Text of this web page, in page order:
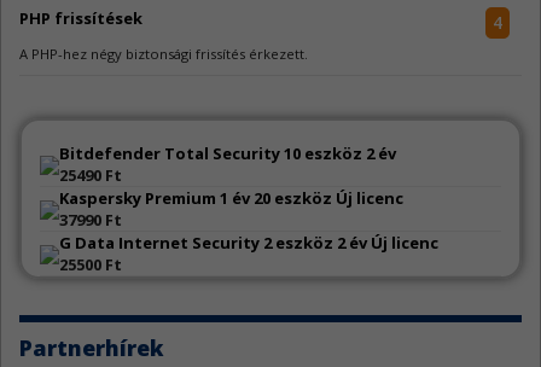
4
PHP frissítések
A PHP-hez négy biztonsági frissítés érkezett.
4
Samsung alkalmazásfrissítések
A Samsung számos alkalmazásához adott ki biztonsági frissítéseket.
Zyxel biztonsági hibajavítás
A Zyxel egy biztonsági javítást adott ki egyes hálózatbiztonsági
megoldásaihoz.
4
N-able N-central hibák
Az N-able N-central két sebezhetőség miatt szorul frissítésre.
Bitdefender Total Security 10 eszköz 2 év
25490 Ft
Kaspersky Premium 1 év 20 eszköz Új licenc
37990 Ft
G Data Internet Security 2 eszköz 2 év Új licenc
25500 Ft
Partnerhírek